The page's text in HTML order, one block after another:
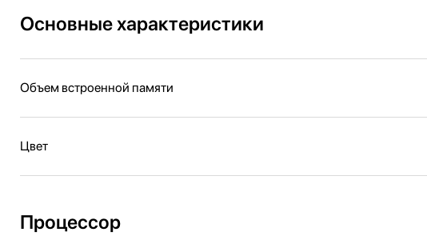
Основные характеристики
Объем встроенной памяти
Цвет
Процессор